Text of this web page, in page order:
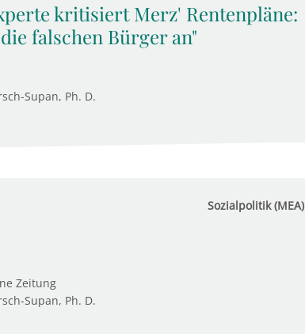
kritisiert Merz' Rentenpläne:
falschen Bürger an"
Supan, Ph. D.
Sozialpolitik (MEA)
Zeitung
Supan, Ph. D.